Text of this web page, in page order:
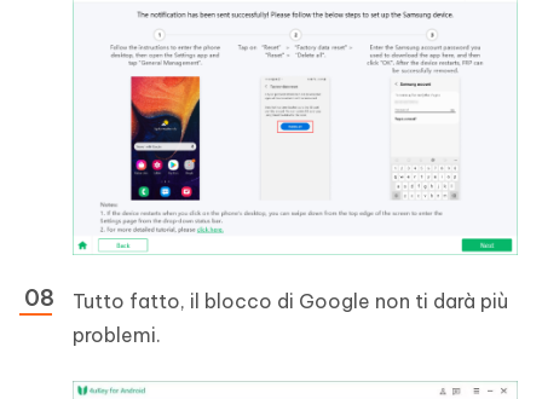
Tutto fatto, il blocco di Google non ti darà più
problemi.